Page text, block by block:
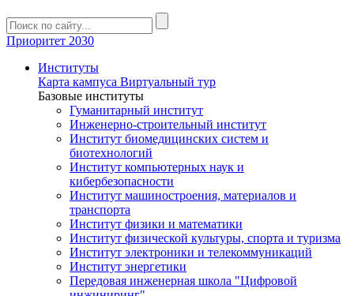
Приоритет 2030
Институты
Карта кампуса Виртуальный тур
Базовые институты
Гуманитарный институт
Инженерно-строительный институт
Институт биомедицинских систем и
биотехнологий
Институт компьютерных наук и
кибербезопасности
Институт машиностроения, материалов и
транспорта
Институт физики и математики
Институт физической культуры, спорта и туризма
Институт электроники и телекоммуникаций
Институт энергетики
Передовая инженерная школа "Цифровой